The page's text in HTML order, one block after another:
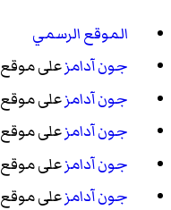
الموقع الرسمي
جون آدامزعلى موقع
جون آدامزعلى موقع
جون آدامزعلى موقع
جون آدامزعلى موقع
جون آدامزعلى موقع